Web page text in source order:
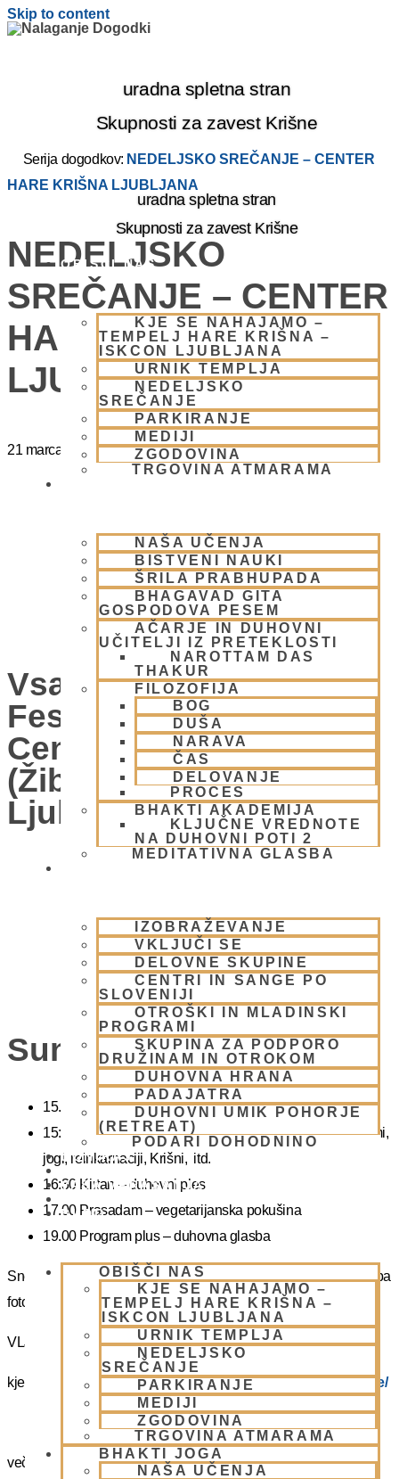
Skip to content
uradna spletna stran
Skupnosti za zavest Krišne
uradna spletna stran
Skupnosti za zavest Krišne
OBIŠČI NAS
KJE SE NAHAJAMO –
TEMPELJ HARE KRIŠNA –
ISKCON LJUBLJANA
URNIK TEMPLJA
NEDELJSKO
SREČANJE
PARKIRANJE
MEDIJI
ZGODOVINA
TRGOVINA ATMARAMA
NAŠA UČENJA
BISTVENI NAUKI
ŠRILA PRABHUPADA
BHAGAVAD GITA
GOSPODOVA PESEM
AČARJE IN DUHOVNI
UČITELJI IZ PRETEKLOSTI
NAROTTAM DAS
THAKUR
FILOZOFIJA
BOG
DUŠA
NARAVA
ČAS
DELOVANJE
PROCES
BHAKTI AKADEMIJA
KLJUČNE VREDNOTE
NA DUHOVNI POTI 2
MEDITATIVNA GLASBA
IZOBRAŽEVANJE
VKLJUČI SE
DELOVNE SKUPINE
CENTRI IN SANGE PO
SLOVENIJI
OTROŠKI IN MLADINSKI
PROGRAMI
SKUPINA ZA PODPORO
DRUŽINAM IN OTROKOM
DUHOVNA HRANA
PADAJATRA
DUHOVNI UMIK POHORJE
(RETREAT)
PODARI DOHODNINO
DONIRAJ
KOLEDAR
VAŠA VPRAŠANJA
BLOG
OBIŠČI NAS
KJE SE NAHAJAMO –
TEMPELJ HARE KRIŠNA –
ISKCON LJUBLJANA
URNIK TEMPLJA
NEDELJSKO
SREČANJE
PARKIRANJE
MEDIJI
ZGODOVINA
TRGOVINA ATMARAMA
BHAKTI JOGA
NAŠA UČENJA
Serija dogodkov: NEDELJSKO SREČANJE – CENTER
HARE KRIŠNA LJUBLJANA
NEDELJSKO
SREČANJE – CENTER
HARE KRIŠNA
LJUBLJANA
21 marca @15:00 -20:00
Vsako Nedeljo Mini
Festival V Hare Krišna
Centru – VABLJENI
(Žibertova 27, 1000
Ljubljana)
Sunday Feast
15.00 Bhadžani – duhovna glasba
15:40 Predavanje – predavanja iz zakladnice Ved o karmi,
jogi, reinkarnaciji, Krišni, itd.
16:30 Kirtan – duhovni ples
17.00 Prasadam – vegetarijanska pokušina
19.00 Program plus – duhovna glasba
Snemanje in slikanje gostov je v templju prepovedano. Lahko pa
fotografirate slikate božanstva in slike v dvorani.
VLJUDNO VABLJENI
kje in kako parkirati –https://www.harekrisna.net/parkiranje/
več info na spodnji povezavi